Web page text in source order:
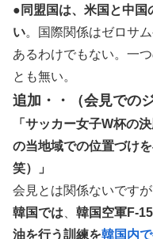
● 同盟国は、米国と中
い。国際関係はゼロサ
あるわけでもない。一
とも無い。
追加・・（会見での
「サッカー女子W杯の
の当地域での位置づけ
笑）」
会見とは関係ないです
韓国では
韓国空軍F-
油を行う訓練を韓国内